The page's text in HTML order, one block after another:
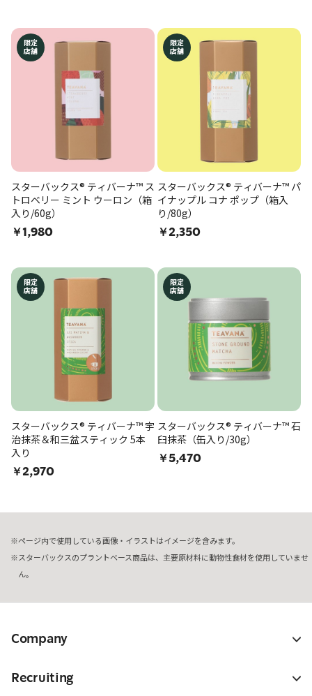
限定
店舗
スターバックス® ティバーナ™ ス
トロベリー ミント ウーロン（箱
入り/60g）
￥1,980
限定
店舗
スターバックス® ティバーナ™ パ
イナップル コナ ポップ（箱入
り/80g）
￥2,350
限定
店舗
スターバックス® ティバーナ™ 宇
治抹茶＆和三盆スティック 5本
入り
￥2,970
限定
店舗
スターバックス® ティバーナ™ 石
臼抹茶（缶入り/30g）
￥5,470
ページ内で使用している画像・イラストはイメージを含みます。
スターバックスのプラントベース商品は、主要原材料に動物性食材を使用していませ
ん。
Company
Recruiting